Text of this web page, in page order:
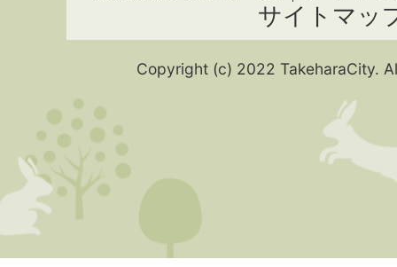
サイトマッ
Copyright (c) 2022 TakeharaCity.